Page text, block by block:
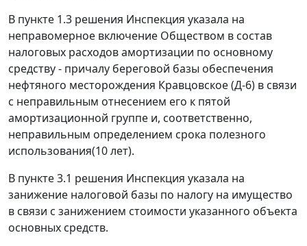
В пункте 1.3 решения Инспекция указала на
неправомерное включение Обществом в состав
налоговых расходов амортизации по основному
средству - причалу береговой базы обеспечения
нефтяного месторождения Кравцовское (Д-6) в связи
с неправильным отнесением его к пятой
амортизационной группе и, соответственно,
неправильным определением срока полезного
использования(10 лет).
В пункте 3.1 решения Инспекция указала на
занижение налоговой базы по налогу на имущество
в связи с занижением стоимости указанного объекта
основных средств.